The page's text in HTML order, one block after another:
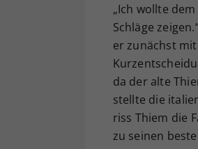
„Ich wollte
Schläge
er zunächst
da der alte
stellte die
riss Thiem die
zu seinen